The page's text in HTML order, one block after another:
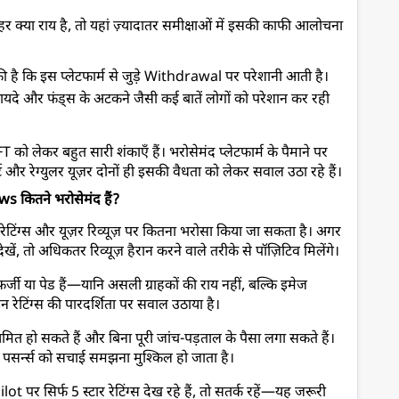
राय है, तो यहां ज़्यादातर समीक्षाओं में इसकी काफी आलोचना
है कि इस प्लेटफार्म से जुड़े Withdrawal पर परेशानी आती है।
और फंड्स के अटकने जैसी कई बातें लोगों को परेशान कर रही
को लेकर बहुत सारी शंकाएँ हैं। भरोसेमंद प्लेटफार्म के पैमाने पर
रेग्युलर यूज़र दोनों ही इसकी वैधता को लेकर सवाल उठा रहे हैं।
कितने भरोसेमंद हैं?
और यूज़र रिव्यूज़ पर कितना भरोसा किया जा सकता है। अगर
अधिकतर रिव्यूज़ हैरान करने वाले तरीके से पॉज़िटिव मिलेंगे।
या पेड हैं—यानि असली ग्राहकों की राय नहीं, बल्कि इमेज
की पारदर्शिता पर सवाल उठाया है।
हो सकते हैं और बिना पूरी जांच-पड़ताल के पैसा लगा सकते हैं।
को सचाई समझना मुश्किल हो जाता है।
पर सिर्फ 5 स्टार रेटिंग्स देख रहे हैं, तो सतर्क रहें—यह जरूरी